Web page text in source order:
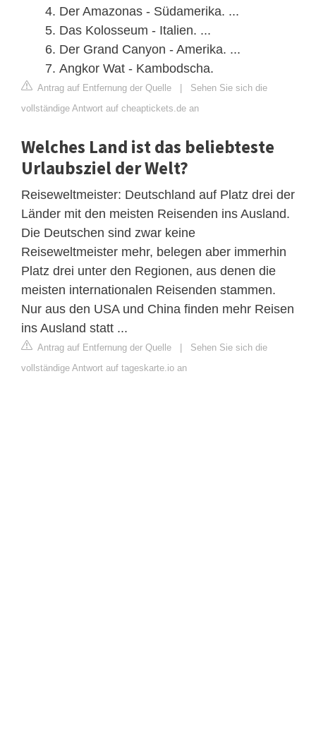
Der Amazonas - Südamerika. ...
Das Kolosseum - Italien. ...
Der Grand Canyon - Amerika. ...
Angkor Wat - Kambodscha.
Antrag auf Entfernung der Quelle | Sehen Sie sich die
vollständige Antwort auf cheaptickets.de an
Welches Land ist das beliebteste
Urlaubsziel der Welt?
Reiseweltmeister: Deutschland auf Platz drei der
Länder mit den meisten Reisenden ins Ausland.
Die Deutschen sind zwar keine
Reiseweltmeister mehr, belegen aber immerhin
Platz drei unter den Regionen, aus denen die
meisten internationalen Reisenden stammen.
Nur aus den USA und China finden mehr Reisen
ins Ausland statt ...
Antrag auf Entfernung der Quelle | Sehen Sie sich die
vollständige Antwort auf tageskarte.io an